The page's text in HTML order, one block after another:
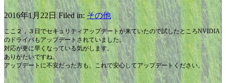
2016年1月22日 Filed in:その他
ここ２，３日でセキュリティアップデートが来ていたので試したところNVIDIA
のドライバもアップデートされていました。
対応が更に早くなっている気がします。
ありがたいですね。
アップデートに不安だった方も、これで安心してアップデートください。